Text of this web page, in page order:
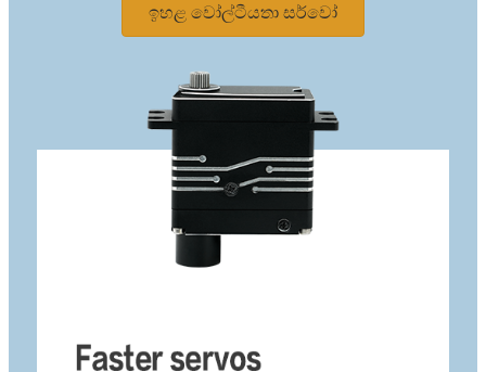
ඉහළ වෝල්ටීයතා සර්වෝ